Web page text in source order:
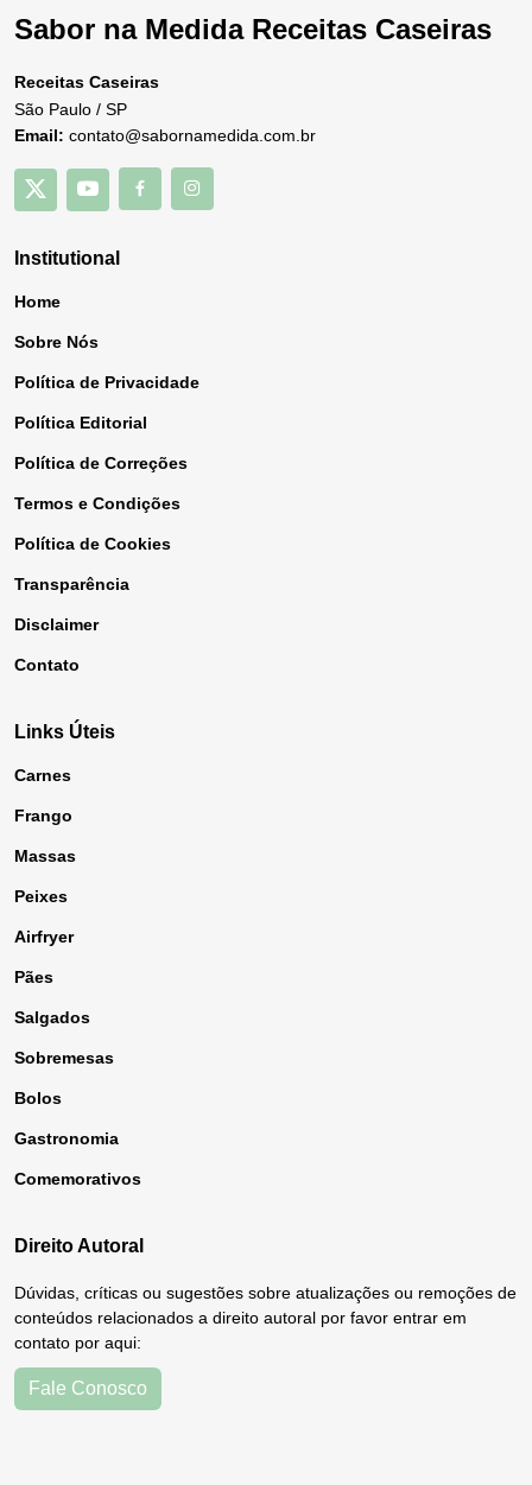
Sabor na Medida Receitas Caseiras
Receitas Caseiras
São Paulo / SP
Email: contato@sabornamedida.com.br
Institutional
Home
Sobre Nós
Política de Privacidade
Política Editorial
Política de Correções
Termos e Condições
Política de Cookies
Transparência
Disclaimer
Contato
Links Úteis
Carnes
Frango
Massas
Peixes
Airfryer
Pães
Salgados
Sobremesas
Bolos
Gastronomia
Comemorativos
Direito Autoral
Dúvidas, críticas ou sugestões sobre atualizações ou remoções de
conteúdos relacionados a direito autoral por favor entrar em
contato por aqui:
Fale Conosco